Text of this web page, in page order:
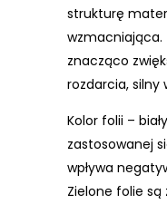
strukturę
wzmacniająca.
znacząco
rozdarcia, silny
Kolor folii –
zastosowanej
wpływa
Zielone folie są